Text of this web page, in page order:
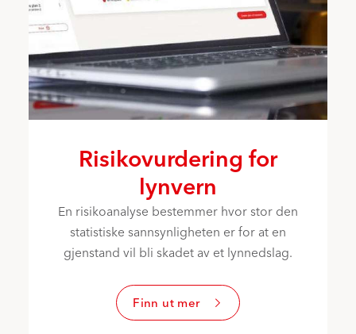
Risikovurdering for
lynvern
En risikoanalyse bestemmer hvor stor den
statistiske sannsynligheten er for at en
gjenstand vil bli skadet av et lynnedslag.​
Finn ut mer